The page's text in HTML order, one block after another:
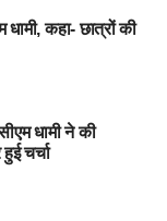
प्रशिक्षण संस्थान
की घोषणा भी की।
मेले न केवल सामाजिक
व संवर्धन के
धामी, कहा- छात्रों की
धामी ने की
चर्चा